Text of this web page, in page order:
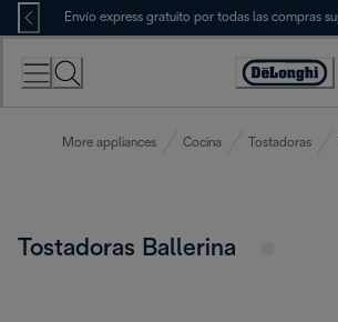
Skip
to
Content
Envío express gratuito por todas las compras
Accessibility
More appliances Cocina Tostadoras
Tostadoras Ballerina